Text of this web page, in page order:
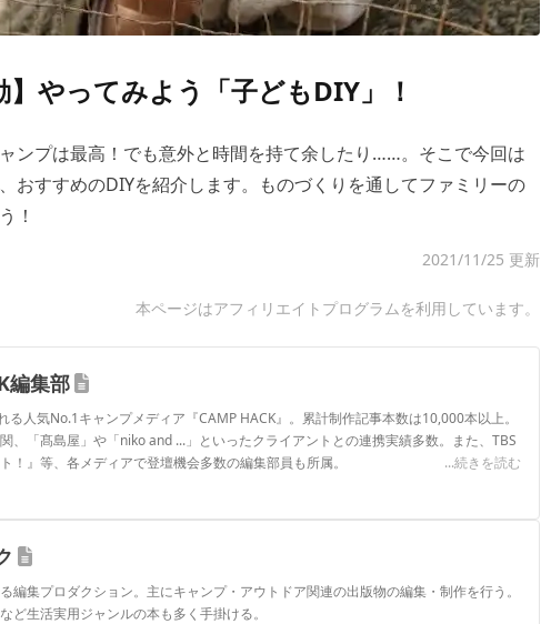
】やってみよう「子どもDIY」！
ンプは最高！でも意外と時間を持て余したり……。そこで今回は
おすすめのDIYを紹介します。ものづくりを通してファミリーの
！
2021/11/25 更新
本ページはアフィリエイトプログラムを利用しています。
編集部
る人気No.1キャンプメディア『CAMP HACK』。累計制作記事本数は10,000本以上。
、「髙島屋」や「niko and ...」といったクライアントとの連携実績多数。また、TBS
！』等、各メディアで登壇機会多数の編集部員も所属。
...続きを読む
編集プロダクション。主にキャンプ・アウトドア関連の出版物の編集・制作を行う。
ど生活実用ジャンルの本も多く手掛ける。